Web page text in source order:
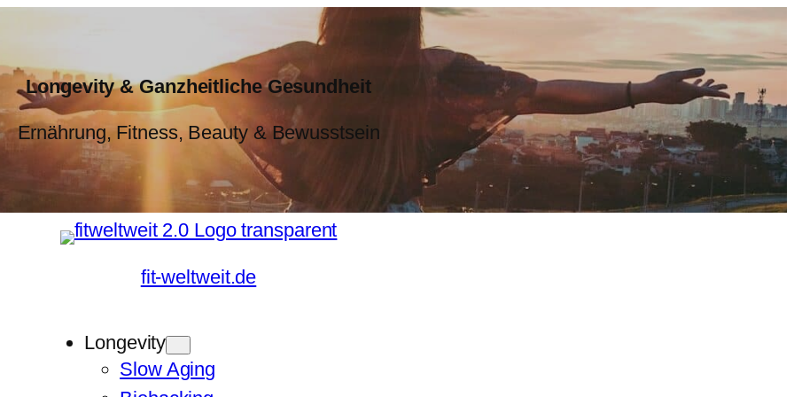
Longevity & Ganzheitliche Gesundheit
Ernährung, Fitness, Beauty & Bewusstsein
fit-weltweit.de
Longevity
Slow Aging